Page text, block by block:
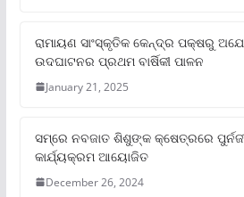
ରାମାୟଣ ସାଂସ୍କୃତିକ କେନ୍ଦ୍ର ପକ୍ଷରୁ
ଉଦଘାଟନର ପ୍ରଥମ ବାର୍ଷିକୀ ପାଳନ
January 21, 2025
ସମ୍‌ରେ ନବଜାତ ଶିଶୁଙ୍କ କ୍ଷେତ୍ରରେ
କାର୍ଯ୍ୟକ୍ରମ ଆୟୋଜିତ
December 26, 2024